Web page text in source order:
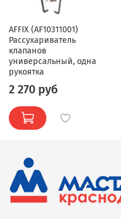
AFFIX (AF10311001)
Рассухариватель
клапанов
универсальный, одна
рукоятка
2 270 руб